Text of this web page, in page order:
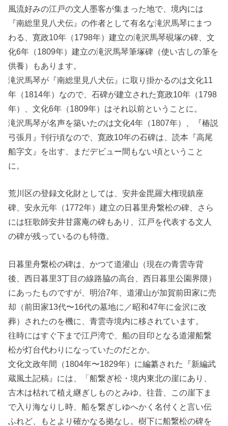
風流好みの江戸の文人墨客が集まった地で、境内には
『南総里見八犬伝』の作者として有名な滝沢馬琴にまつ
わる、寛政10年（1798年）建立の滝沢馬琴硯塚の碑、文
化6年（1809年）建立の滝沢馬琴筆塚碑（使い古しの筆を
供養）もあります。
滝沢馬琴が『南総里見八犬伝』に取り掛かるのは文化11
年（1814年）なので、石碑が建立された寛政10年（1798
年）、文化6年（1809年）はそれ以前ということに。
滝沢馬琴が名声を築いたのは文化4年（1807年）、『椿説
弓張月』刊行頃なので、寛政10年の石碑は、読本『高尾
船字文』を出す、まだデビュー間もない頃ということ
に。
荒川区の登録文化財としては、安井金毘羅大権現鎮座
碑、安永元年（1772年）建立の日暮里舟繋松の碑、さら
には狂歌師安井甘露庵の碑もあり、江戸を代表する文人
の碑が残っているのも特徴。
日暮里舟繋松の碑は、かつて道灌山（現在の青雲寺背
後、西日暮里3丁目の線路脇の高台、西日暮里公園界隈）
にあったものですが、明治7年、道灌山が加賀前田家に売
却（前田家13代〜16代の墓地に／昭和47年に金沢に改
葬）されたのを機に、青雲寺境内に移されています。
往時にはすぐ下まで江戸湾で、船の目印となる道灌船繋
松が灯台代わりになっていたのだとか。
文化文政年間（1804年〜1829年）に編纂された『新編武
蔵風土記稿』には、「船繋ぎ松・境内東北の崖にあり、
古木は枯れて植え継ぎしものとみゆ。往昔、この崖下ま
で入り海なりし時、船を繋ぎしゆへかく名付くと言い伝
ふれど、もとより確かなる拠なし。樹下に船繋松の碑を